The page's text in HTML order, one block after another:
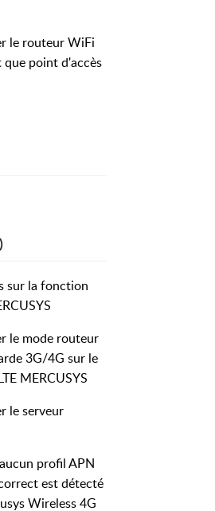
le routeur WiFi
que point d'accès
sur la fonction
le mode routeur
3G/4G sur le
MERCUSYS
le serveur
profil APN
est détecté
Wireless 4G